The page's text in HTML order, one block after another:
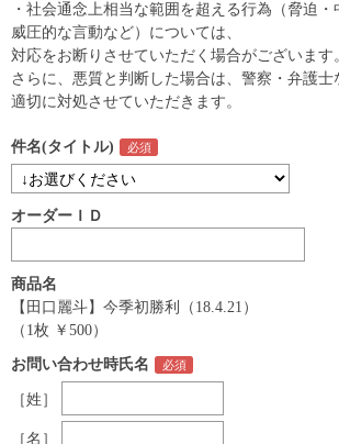
・社会通念上相当な範囲を超える行為（脅迫・
威圧的な言動など）については、
対応をお断りさせていただく場合がございます
さらに、悪質と判断した場合は、警察・弁護士
適切に対処させていただきます。
件名(タイトル)
オーダーＩＤ
商品名
【田口麗斗】今季初勝利（18.4.21）
（1枚 ￥500）
お問い合わせ時氏名
［姓］
［名］